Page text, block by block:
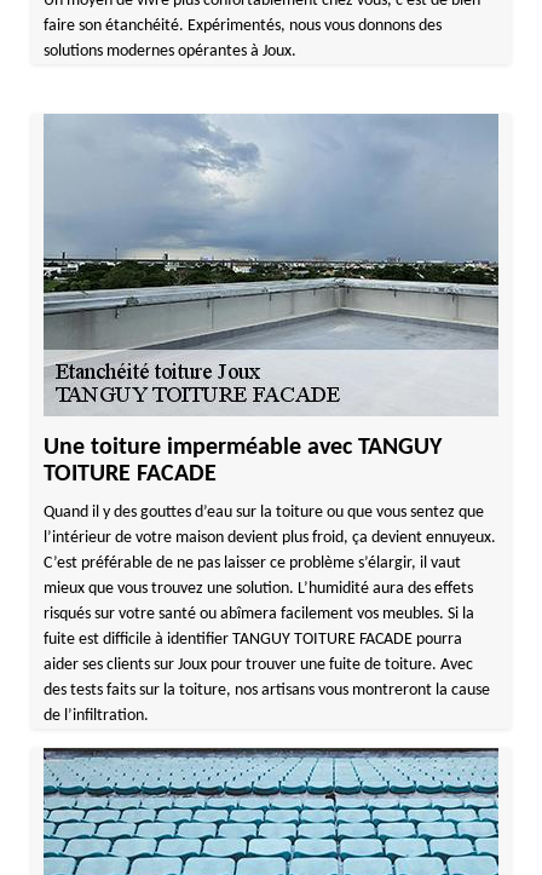
faire son étanchéité. Expérimentés, nous vous donnons des
solutions modernes opérantes à Joux.
Une toiture imperméable avec TANGUY
TOITURE FACADE
Quand il y des gouttes d’eau sur la toiture ou que vous sentez que
l’intérieur de votre maison devient plus froid, ça devient ennuyeux.
C’est préférable de ne pas laisser ce problème s’élargir, il vaut
mieux que vous trouvez une solution. L’humidité aura des effets
risqués sur votre santé ou abîmera facilement vos meubles. Si la
fuite est difficile à identifier TANGUY TOITURE FACADE pourra
aider ses clients sur Joux pour trouver une fuite de toiture. Avec
des tests faits sur la toiture, nos artisans vous montreront la cause
de l’infiltration.